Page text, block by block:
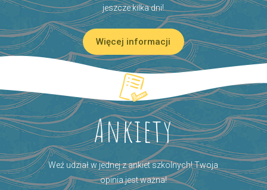
jeszcze kilka dni!
Więcej informacji
Ankiety
Weź udział w jednej z ankiet szkolnych! Twoja
opinia jest ważna!